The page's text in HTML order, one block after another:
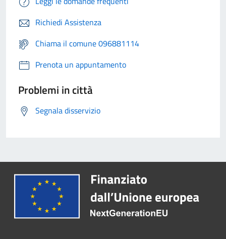
Richiedi Assistenza
Chiama il comune 096881114
Prenota un appuntamento
Problemi in città
Segnala disservizio